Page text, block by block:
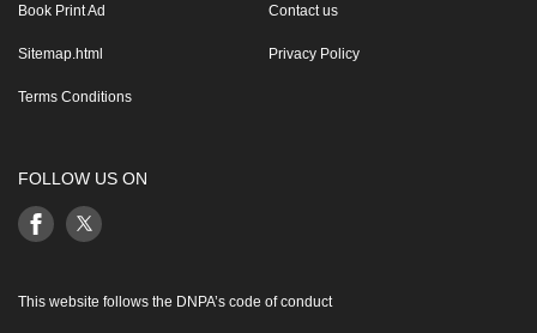
Book Print Ad Contact us
Sitemap.html Privacy Policy
Terms Conditions
FOLLOW US ON
This website follows the DNPA’s code of conduct